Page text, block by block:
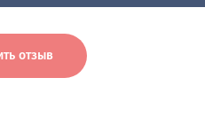
отзыв